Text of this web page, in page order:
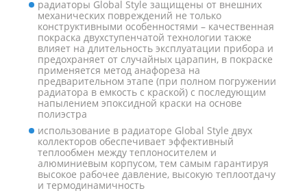
радиаторы Global Style защищены от внешних
механических повреждений не только
конструктивными особенностями – качественная
покраска двухступенчатой технологии также
влияет на длительность эксплуатации прибора и
предохраняет от случайных царапин, в покраске
применяется метод анафореза на
предварительном этапе (при полном погружении
радиатора в емкость с краской) с последующим
напылением эпоксидной краски на основе
полиэстра
использование в радиаторе Global Style двух
коллекторов обеспечивает эффективный
теплообмен между теплоносителем и
алюминиевым корпусом, тем самым гарантируя
высокое рабочее давление, высокую теплоотдачу
и термодинамичность